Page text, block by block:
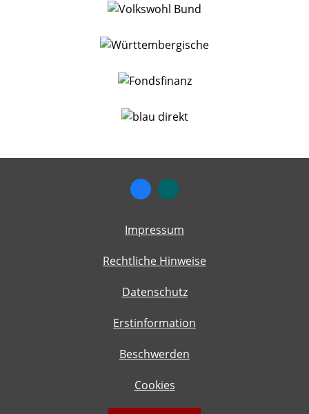
Impressum
Rechtliche Hinweise
Datenschutz
Erstinformation
Beschwerden
Cookies